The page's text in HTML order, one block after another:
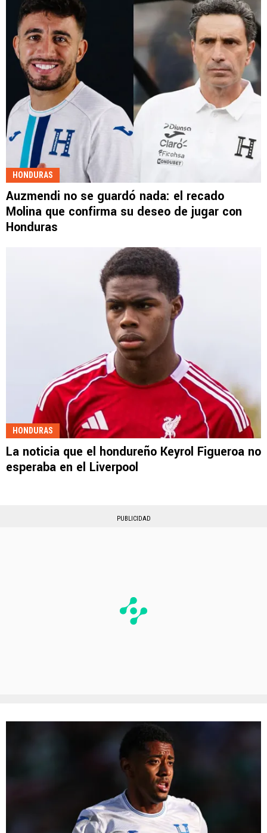
HONDURAS
Auzmendi no se guardó nada: el recado
Molina que confirma su deseo de jugar con
Honduras
HONDURAS
La noticia que el hondureño Keyrol Figueroa no
esperaba en el Liverpool
PUBLICIDAD